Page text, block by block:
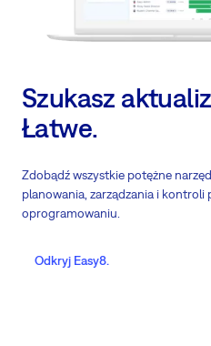
Szukasz
Łatwe.
Zdobądź wszystkie potężne
planowania, zarządzania i
oprogramowaniu.
Odkryj Easy8.